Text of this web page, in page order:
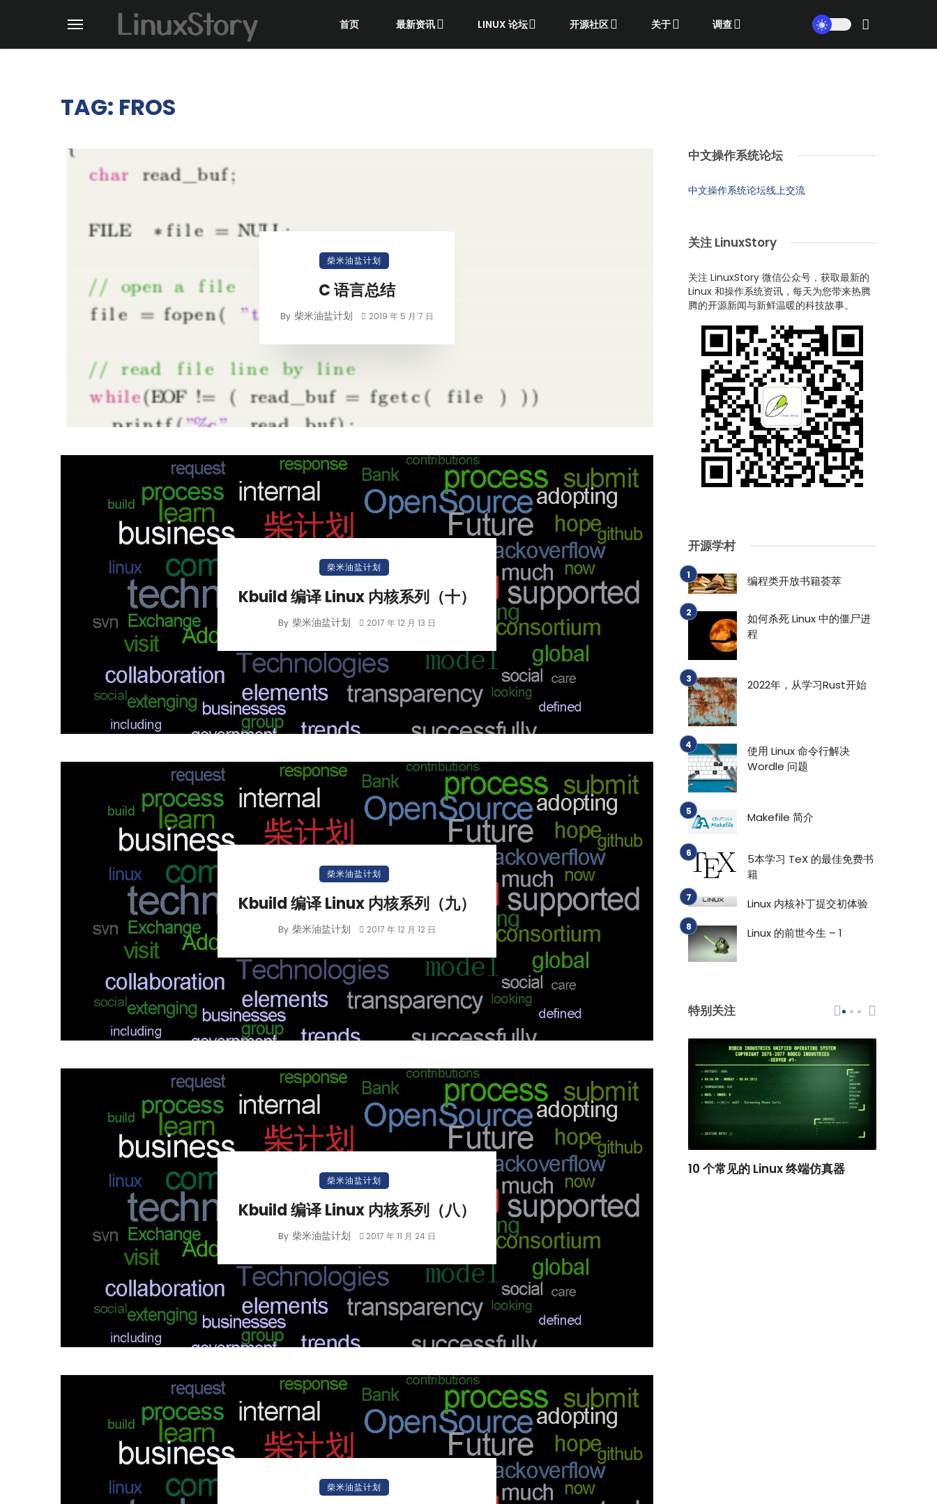
首页 最新资讯 LINUX 论坛 开源社区 关于 调查
TAG: FROS
柴米油盐计划
C 语言总结
By 柴米油盐计划 2019 年 5 月 7 日
柴米油盐计划
Kbuild 编译 Linux 内核系列（十）
By 柴米油盐计划 2017 年 12 月 13 日
柴米油盐计划
Kbuild 编译 Linux 内核系列（九）
By 柴米油盐计划 2017 年 12 月 12 日
柴米油盐计划
Kbuild 编译 Linux 内核系列（八）
By 柴米油盐计划 2017 年 11 月 24 日
柴米油盐计划
中文操作系统论坛
中文操作系统论坛线上交流
关注 LinuxStory
关注 LinuxStory 微信公众号，获取最新的
Linux 和操作系统资讯，每天为您带来热腾
腾的开源新闻与新鲜温暖的科技故事。
开源学村
编程类开放书籍荟萃
如何杀死 Linux 中的僵尸进
程
2022年，从学习Rust开始
使用 Linux 命令行解决
Wordle 问题
Makefile 简介
5本学习 TeX 的最佳免费书
籍
Linux 内核补丁提交初体验
Linux 的前世今生 – 1
特别关注
小白观察：Let&apos;s Encrpt 正
过渡到 ISRG Root
更开放的分布式事务 | Fescar 品牌
升级，更名为 Seata
10 个常见的 Linux 终端仿真器